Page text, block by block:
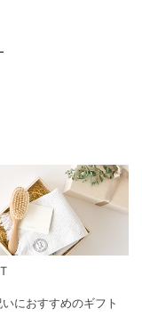
いにおすすめのギフト